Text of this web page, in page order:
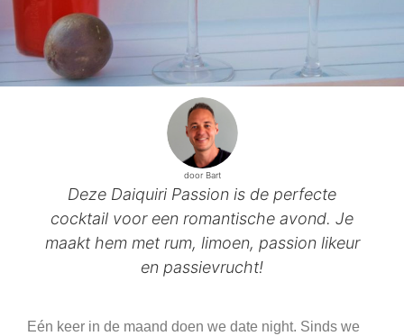
door Bart
Deze Daiquiri Passion is de perfecte
cocktail voor een romantische avond. Je
maakt hem met rum, limoen, passion likeur
en passievrucht!
Eén keer in de maand doen we date night. Sinds we